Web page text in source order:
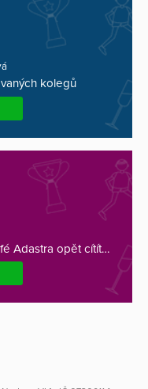
kolegů
Adastra opět cítít…